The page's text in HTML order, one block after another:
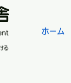
ホーム
る